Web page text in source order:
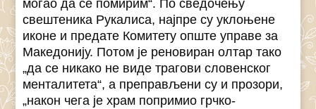
могао да се помирим“. По сведочењу
свештеника Рукалиса, најпре су уклоњене
иконе и предате Комитету опште управе за
Македонију. Потом је реновиран олтар тако
„да се никако не виде трагови словенског
менталитета“, а преправљени су и прозори,
„након чега је храм попримио грчко-